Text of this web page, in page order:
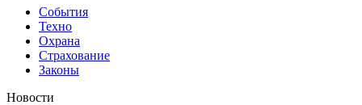
События
Техно
Охрана
Страхование
Законы
Новости